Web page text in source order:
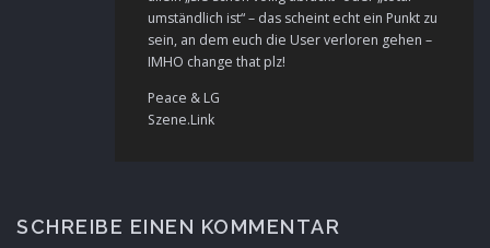
umständlich ist“ – das scheint echt ein Punkt zu
sein, an dem euch die User verloren gehen –
IMHO change that plz!
Peace & LG
Szene.Link
SCHREIBE EINEN KOMMENTAR